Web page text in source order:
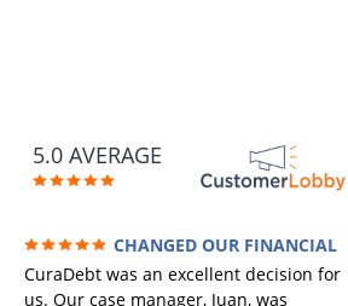
5.0 AVERAGE
CHANGED OUR FINANCIAL
FUTURE (credit 200 Points / 90 K in debt
GONE)
CuraDebt was an excellent decision for
us. Our case manager, Juan, was